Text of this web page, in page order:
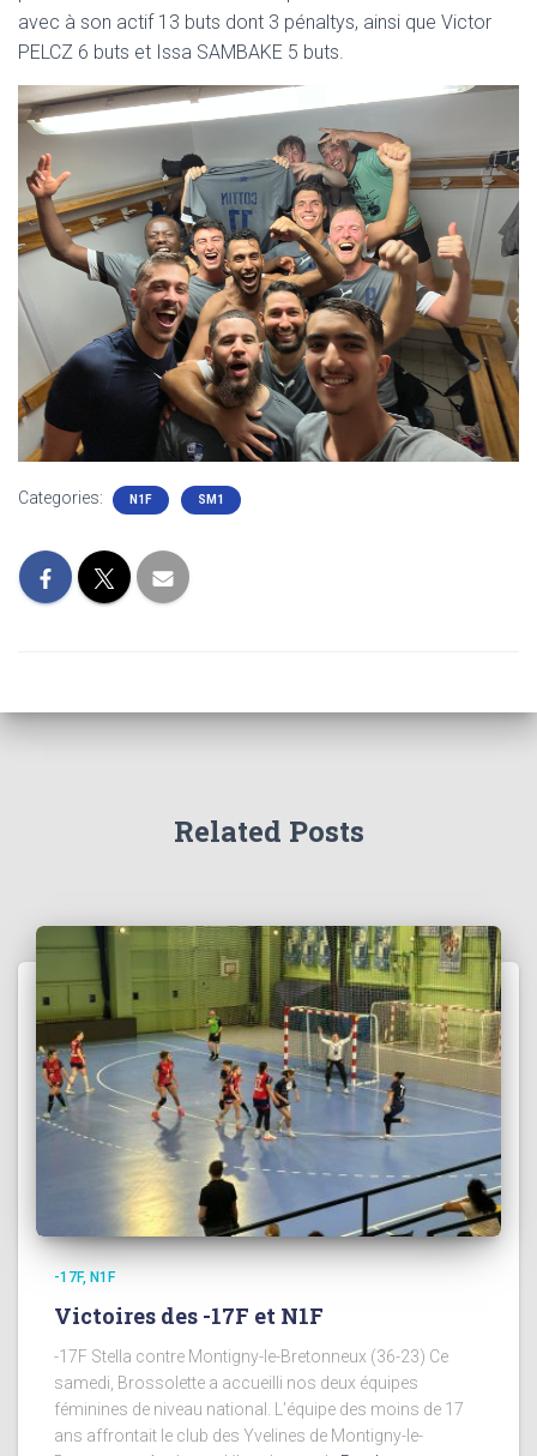
avec à son actif 13 buts dont 3 pénaltys, ainsi que Victor
PELCZ 6 buts et Issa SAMBAKE 5 buts.
Categories: N1F SM1
Related Posts
-17F N1F
Victoires des -17F et N1F
-17F Stella contre Montigny-le-Bretonneux (36-23) Ce
samedi, Brossolette a accueilli nos deux équipes
féminines de niveau national. L’équipe des moins de 17
ans affrontait le club des Yvelines de Montigny-le-